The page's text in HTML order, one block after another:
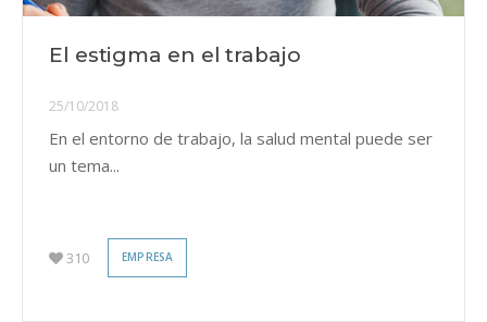
El estigma en el trabajo
25/10/2018
En el entorno de trabajo, la salud mental puede ser
un tema...
310 EMPRESA